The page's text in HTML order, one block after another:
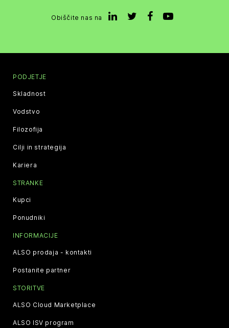
Obiščite nas na
PODJETJE
Skladnost
Vodstvo
Filozofija
Cilji in strategija
Kariera
STRANKE
Kupci
Ponudniki
INFORMACIJE
ALSO prodaja - kontakti
Postanite partner
STORITVE
ALSO Cloud Marketplace
ALSO ISV program